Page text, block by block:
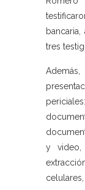
tres
y video,